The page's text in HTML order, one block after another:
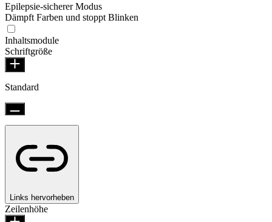
Epilepsie-sicherer Modus
Dämpft Farben und stoppt Blinken
Inhaltsmodule
Schriftgröße
Standard
Links hervorheben
Zeilenhöhe